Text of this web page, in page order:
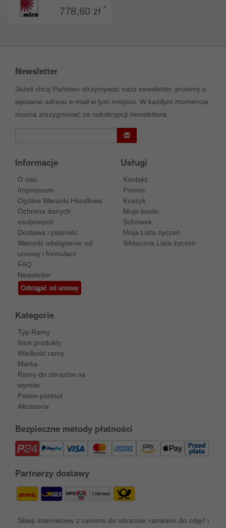
778,60 zł *
Newsletter
Jeżeli chcą Państwo otrzymywać nasz newsletter, prosimy o
wpisanie adresu e-mail w tym miejscu. W każdym momencie
można zrezygnować ze subskrypcji newslettera.
Informacje
O nas
Impressum
Ogólne Warunki Handlowe
Ochrona danych
osobowych
Dostawa i platność
Warunki odstąpienie od
umowy i formularz
FAQ
Newsletter
Odstąpić od umowy
Usługi
Kontakt
Pomoc
Koszyk
Moje konto
Schowek
Moja Lista życzeń
Widoczna Lista życzeń
Kategorie
Typ Ramy
Inne produkty
Wielkość ramy
Marka
Ramy do obrazów na
wymiar
Passe-partout
Akcesoria
Bezpieczne metody płatności
Partnerzy dostawy
Sklep internetowy z ramami do obrazów, ramkami do zdjęć i